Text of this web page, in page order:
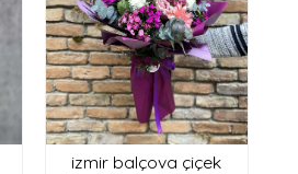
izmir balçova çiçek